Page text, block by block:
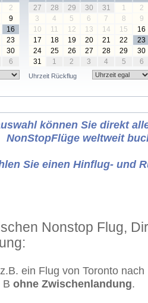
2
9
16
23
30
6
27 28 29 30 31 1
2
3
4 5 6 7 8
9
10
11 12 13 14 15
16
17
18 19 20 21 22
23
24
25 26 27 28 29
30
31
1 2 3 4 5 6
Uhrzeit Rückflug
können Sie direkt
NonStopFlüge weltweit
Sie einen Hinflug- und
Nonstop Flug,
ein Flug von Toronto
B ohne Zwischenlandung.